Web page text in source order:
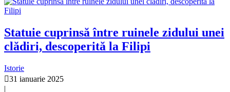
Statuie cuprinsă între ruinele zidului unei
clădiri, descoperită la Filipi
Istorie
31 ianuarie 2025
|